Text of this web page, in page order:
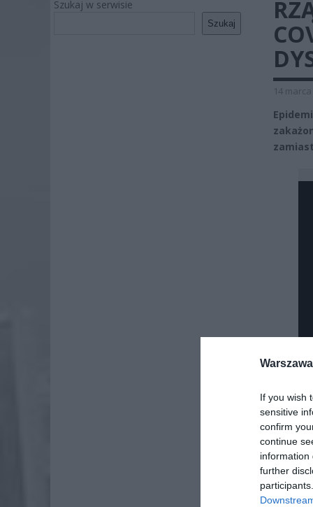
If you wish
sensitive
confirm
continue
information
further
Szukaj w serwisie
Szukaj
14